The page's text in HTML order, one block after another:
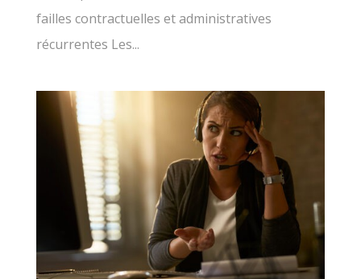
failles contractuelles et administratives
récurrentes Les...